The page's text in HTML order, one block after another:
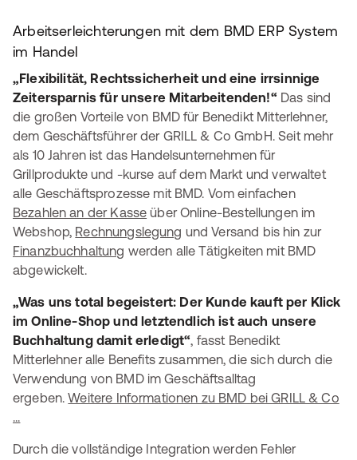
Arbeitserleichterungen mit dem BMD ERP System
im Handel
„Flexibilität, Rechtssicherheit und eine irrsinnige
Zeitersparnis für unsere Mitarbeitenden!“ Das sind
die großen Vorteile von BMD für Benedikt Mitterlehner,
dem Geschäftsführer der GRILL & Co GmbH. Seit mehr
als 10 Jahren ist das Handelsunternehmen für
Grillprodukte und -kurse auf dem Markt und verwaltet
alle Geschäftsprozesse mit BMD. Vom einfachen
Bezahlen an der Kasse über Online-Bestellungen im
Webshop, Rechnungslegung und Versand bis hin zur
Finanzbuchhaltung werden alle Tätigkeiten mit BMD
abgewickelt.
„Was uns total begeistert: Der Kunde kauft per Klick
im Online-Shop und letztendlich ist auch unsere
Buchhaltung damit erledigt“, fasst Benedikt
Mitterlehner alle Benefits zusammen, die sich durch die
Verwendung von BMD im Geschäftsalltag
ergeben.Weitere Informationen zu BMD bei GRILL & Co
...
Durch die vollständige Integration werden Fehler